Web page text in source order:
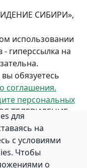
СИБИРИ»,
использовании
- гиперссылка на
обязуетесь
соглашения.
персональных
ТЕЛЕВИДЕНИЕ
для
на
с условиями
Чтобы
о